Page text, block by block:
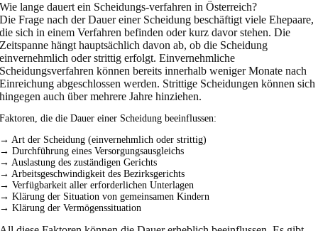
Wie lange dauert ein Scheidungs-verfahren in Österreich?
Die Frage nach der Dauer einer Scheidung beschäftigt viele Ehepaare,
die sich in einem Verfahren befinden oder kurz davor stehen. Die
Zeitspanne hängt hauptsächlich davon ab, ob die Scheidung
einvernehmlich oder strittig erfolgt. Einvernehmliche
Scheidungsverfahren können bereits innerhalb weniger Monate nach
Einreichung abgeschlossen werden. Strittige Scheidungen können sich
hingegen auch über mehrere Jahre hinziehen.
Faktoren, die die Dauer einer Scheidung beeinflussen:
→ Art der Scheidung (einvernehmlich oder strittig)
→ Durchführung eines Versorgungsausgleichs
→ Auslastung des zuständigen Gerichts
→ Arbeitsgeschwindigkeit des Bezirksgerichts
→ Verfügbarkeit aller erforderlichen Unterlagen
→ Klärung der Situation von gemeinsamen Kindern
→ Klärung der Vermögenssituation